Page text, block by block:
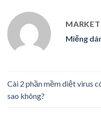
Miếng
Cài 2 phần mềm diệt virus
sao không?